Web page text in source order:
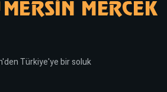
Türkiye'ye bir soluk